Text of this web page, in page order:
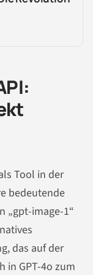
Tool in der
bedeutende
„gpt-image-1“
das auf der
in GPT-4o zum